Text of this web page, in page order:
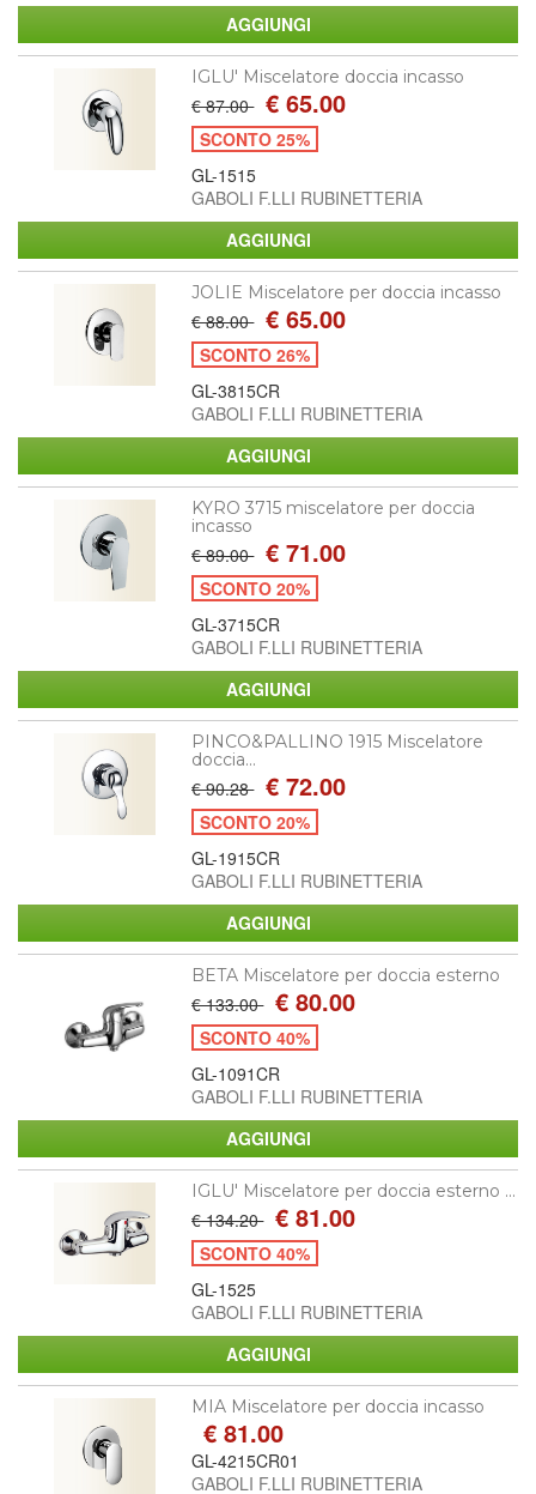
IGLU' Miscelatore doccia incasso
€ 87.00 € 65.00
SCONTO 25%
GL-1515
GABOLI F.LLI RUBINETTERIA
JOLIE Miscelatore per doccia incasso
€ 88.00 € 65.00
SCONTO 26%
GL-3815CR
GABOLI F.LLI RUBINETTERIA
KYRO 3715 miscelatore per doccia
incasso
€ 89.00 € 71.00
SCONTO 20%
GL-3715CR
GABOLI F.LLI RUBINETTERIA
PINCO&PALLINO 1915 Miscelatore
doccia...
€ 90.28 € 72.00
SCONTO 20%
GL-1915CR
GABOLI F.LLI RUBINETTERIA
BETA Miscelatore per doccia esterno
€ 133.00 € 80.00
SCONTO 40%
GL-1091CR
GABOLI F.LLI RUBINETTERIA
IGLU' Miscelatore per doccia esterno ...
€ 134.20 € 81.00
SCONTO 40%
GL-1525
GABOLI F.LLI RUBINETTERIA
MIA Miscelatore per doccia incasso
€ 81.00
GL-4215CR01
GABOLI F.LLI RUBINETTERIA